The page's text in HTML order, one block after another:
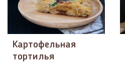
Картофельная
тортилья